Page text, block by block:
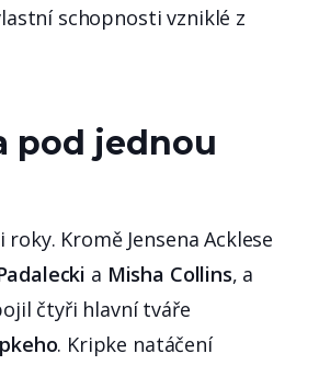
schopnosti vzniklé z
pod jednou
Kromě Jensena Acklese
a Misha Collins, a
čtyři hlavní tváře
. Kripke natáčení